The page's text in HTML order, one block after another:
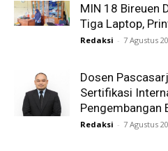
MIN 18 Bireuen
Tiga Laptop,
Redaksi - 7 Agustus
Dosen
Sertifikasi
Pengembangan
Redaksi - 7 Agustus